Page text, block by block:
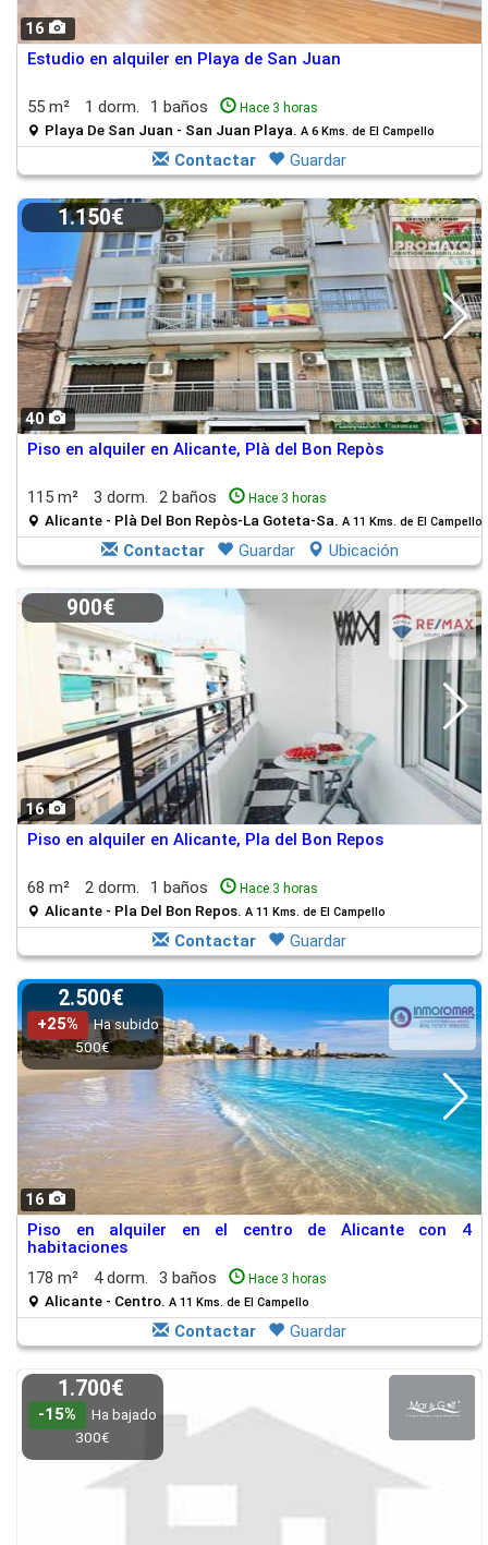
16
Estudio en alquiler en Playa de San Juan
55 m² 1 dorm. 1 baños Hace 3 horas
Playa De San Juan - San Juan Playa. A 6 Kms. de El Campello
Contactar Guardar
40
1.150€
Piso en alquiler en Alicante, Plà del Bon Repòs
115 m² 3 dorm. 2 baños Hace 3 horas
Alicante - Plà Del Bon Repòs-La Goteta-Sa. A 11 Kms. de El Campello
Contactar Guardar Ubicación
16
900€
Piso en alquiler en Alicante, Pla del Bon Repos
68 m² 2 dorm. 1 baños Hace 3 horas
Alicante - Pla Del Bon Repos. A 11 Kms. de El Campello
Contactar Guardar
16
2.500€
+25%
Ha subido
500€
Piso en alquiler en el centro de Alicante con 4
habitaciones
178 m²
4 dorm. 3 baños Hace 3 horas
Alicante - Centro. A 11 Kms. de El Campello
Contactar Guardar
1.700€
-15%
Ha bajado
300€